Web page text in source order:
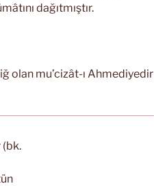
dağıtmıştır.
olan mu’cizât-ı Ahmediyedir
(bk.